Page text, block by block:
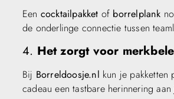
Een cocktailpakket of borrelplank
de onderlinge connectie tussen
4. Het zorgt voor
Bij Borreldoosje.nl kun je
cadeau een tastbare herinnering